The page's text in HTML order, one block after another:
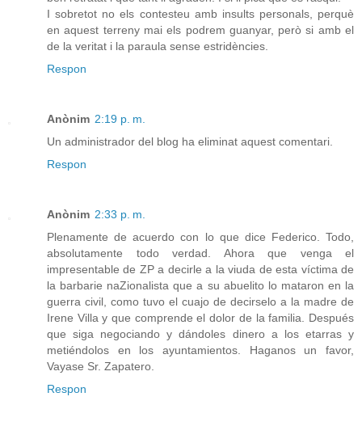
I sobretot no els contesteu amb insults personals, perquè
en aquest terreny mai els podrem guanyar, però si amb el
de la veritat i la paraula sense estridències.
Respon
Anònim 2:19 p. m.
Un administrador del blog ha eliminat aquest comentari.
Respon
Anònim 2:33 p. m.
Plenamente de acuerdo con lo que dice Federico. Todo,
absolutamente todo verdad. Ahora que venga el
impresentable de ZP a decirle a la viuda de esta víctima de
la barbarie naZionalista que a su abuelito lo mataron en la
guerra civil, como tuvo el cuajo de decirselo a la madre de
Irene Villa y que comprende el dolor de la familia. Después
que siga negociando y dándoles dinero a los etarras y
metiéndolos en los ayuntamientos. Haganos un favor,
Vayase Sr. Zapatero.
Respon